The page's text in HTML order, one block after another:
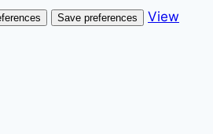
Save preferences
View